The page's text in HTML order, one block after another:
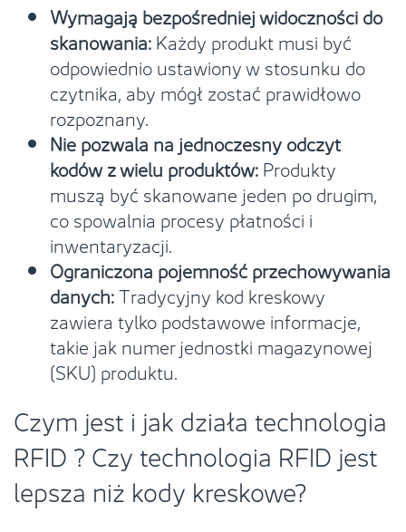
Wymagają bezpośredniej widoczności do
skanowania:Każdy produkt musi być
odpowiednio ustawiony w stosunku do
czytnika, aby mógł zostać prawidłowo
rozpoznany.
Nie pozwala na jednoczesny odczyt
kodów z wielu produktów:Produkty
muszą być skanowane jeden po drugim,
co spowalnia procesy płatności i
inwentaryzacji.
Ograniczona pojemność przechowywania
danych:Tradycyjny kod kreskowy
zawiera tylko podstawowe informacje,
takie jak numer jednostki magazynowej
(SKU) produktu.
Czym jest i jak działa technologia
RFID ? Czy technologia RFID jest
lepsza niż kody kreskowe?